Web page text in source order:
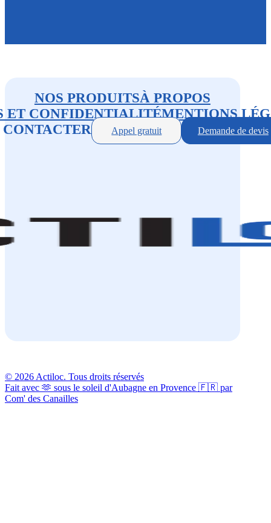
NOS PRODUITSÀ PROPOS
ET CONFIDENTIALITÉMENTIONS
CONTACTER
Appel gratuit Demande de devis
© 2026 Actiloc. Tous droits réservés
Fait avec 🫶 sous le soleil d'Aubagne en Provence 🇫🇷 par
Com' des Canailles